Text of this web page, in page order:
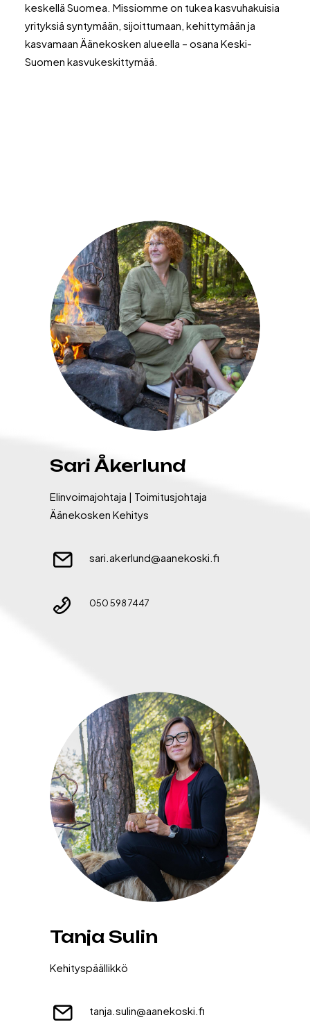
keskellä Suomea. Missiomme on tukea kasvuhakuisia
yrityksiä syntymään, sijoittumaan, kehittymään ja
kasvamaan Äänekosken alueella – osana Keski-
Suomen kasvukeskittymää.
Sari Åkerlund
Elinvoimajohtaja | Toimitusjohtaja
Äänekosken Kehitys
sari.akerlund@aanekoski.fi
050 598 7447
Tanja Sulin
Kehityspäällikkö
tanja.sulin@aanekoski.fi